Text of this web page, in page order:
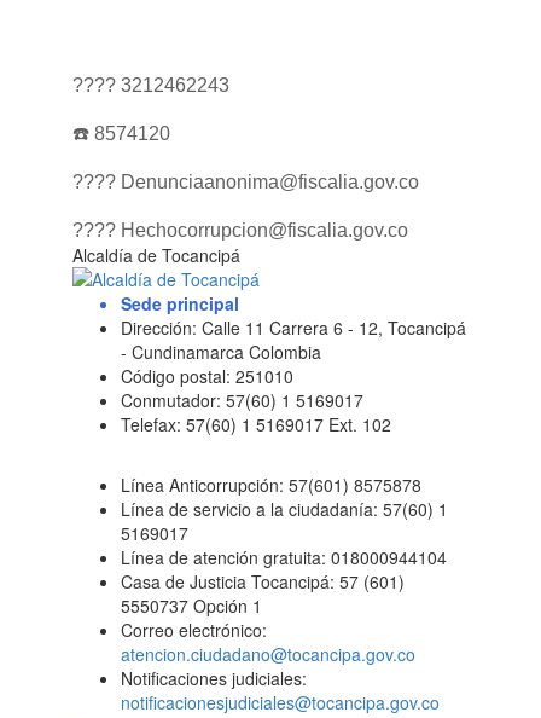
???? 3212462243
☎️ 8574120
???? Denunciaanonima@fiscalia.gov.co
???? Hechocorrupcion@fiscalia.gov.co
Alcaldía de Tocancipá
Sede principal
Dirección: Calle 11 Carrera 6 - 12, Tocancipá
- Cundinamarca Colombia
Código postal: 251010
Conmutador: 57(60) 1 5169017
Telefax: 57(60) 1 5169017 Ext. 102
Línea Anticorrupción: 57(601) 8575878
Línea de servicio a la ciudadanía: 57(60) 1
5169017
Línea de atención gratuita: 018000944104
Casa de Justicia Tocancipá: 57 (601)
5550737 Opción 1
Correo electrónico:
atencion.ciudadano@tocancipa.gov.co
Notificaciones judiciales:
notificacionesjudiciales@tocancipa.gov.co